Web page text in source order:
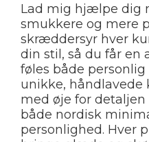
Lad mig hjælpe dig
smukkere og mere
skræddersyr hver
din stil, så du får en
føles både
unikke, håndlavede
med øje for
både nordisk
personlighed. Hver